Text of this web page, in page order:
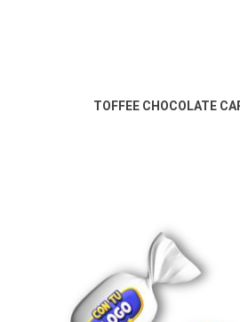
TOFFEE CHOCOLATE